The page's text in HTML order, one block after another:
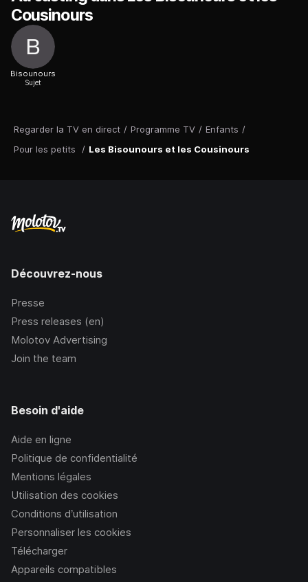
Regarder la TV en direct / Programme TV / Enfants /
Pour les petits
/ Les Bisounours et les Cousinours
Cousinours
Bisounours
Sujet
Découvrez-nous
Presse
Press releases (en)
Molotov Advertising
Join the team
Besoin d'aide
Aide en ligne
Politique de confidentialité
Mentions légales
Utilisation des cookies
Conditions d’utilisation
Personnaliser les cookies
Télécharger
Appareils compatibles